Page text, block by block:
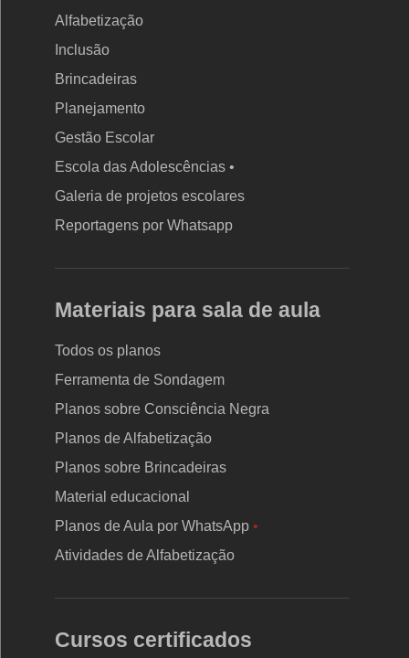
Alfabetização
Inclusão
Brincadeiras
Planejamento
Gestão Escolar
Escola das Adolescências •
Galeria de projetos escolares
Reportagens por Whatsapp
Materiais para sala de aula
Todos os planos
Ferramenta de Sondagem
Planos sobre Consciência Negra
Planos de Alfabetização
Planos sobre Brincadeiras
Material educacional
Planos de Aula por WhatsApp•
Atividades de Alfabetização
Cursos certificados